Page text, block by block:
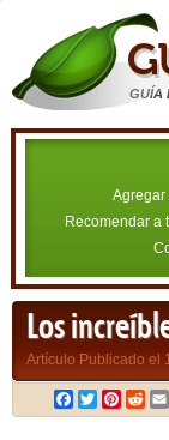
GUÍA
Agregar
Recomendar a
Los
Artículo Publicado el
Facebook
Twitter